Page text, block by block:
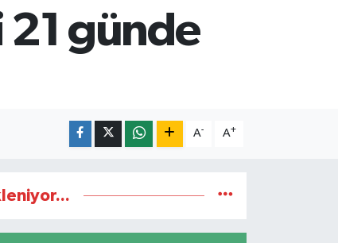
%0.18
%0.19
21 günde
A- A+